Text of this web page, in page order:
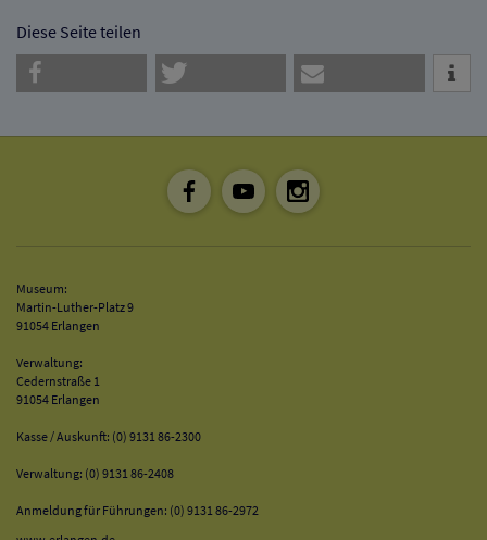
Diese Seite teilen
Museum:
Martin-Luther-Platz 9
91054 Erlangen
Verwaltung:
Cedernstraße 1
91054 Erlangen
Kasse / Auskunft: (0) 9131 86-2300
Verwaltung: (0) 9131 86-2408
Anmeldung für Führungen: (0) 9131 86-2972